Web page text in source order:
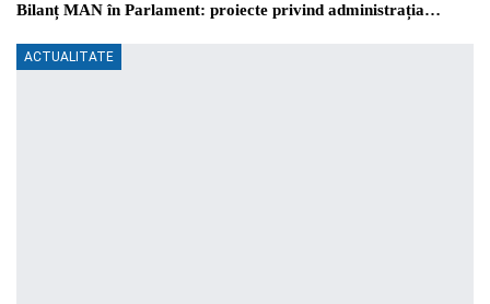
Bilanț MAN în Parlament: proiecte privind administrația…
ACTUALITATE